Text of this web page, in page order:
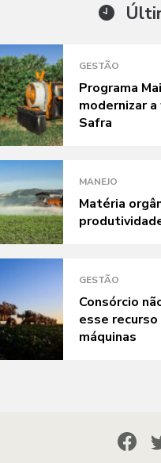
GESTÃO
Programa
modernizar
Safra
MANEJO
Matéria
GESTÃO
Consórcio
esse
máquinas